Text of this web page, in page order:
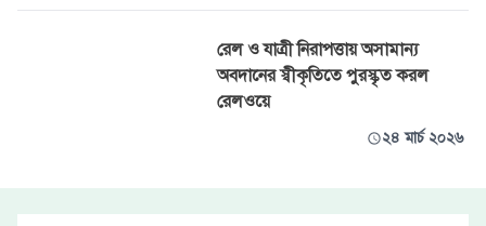
রেল ও যাত্রী নিরাপত্তায় অসামান্য
অবদানের স্বীকৃতিতে পুরস্কৃত করল
রেলওয়ে
২৪ মার্চ ২০২৬